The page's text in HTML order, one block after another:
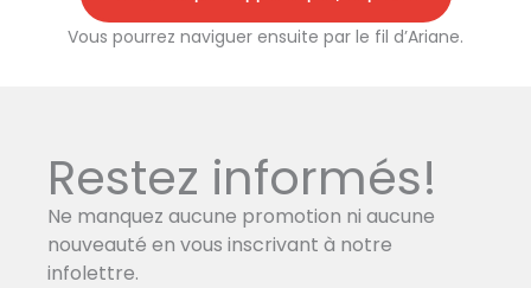
Vous pourrez naviguer ensuite par le fil d’Ariane.
Restez informés!
Ne manquez aucune promotion ni aucune
nouveauté en vous inscrivant à notre
infolettre.